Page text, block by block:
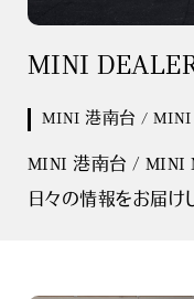
MINI
MINI 港南台 / MINI
MINI 港南台 / MINI
日々の情報をお届け